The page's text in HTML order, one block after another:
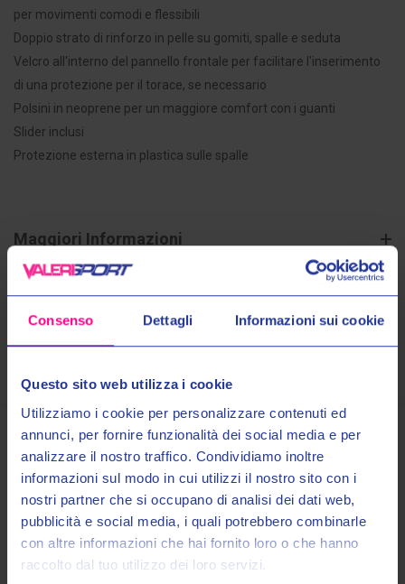
Consenso Dettagli Informazioni sui cookie
Questo sito web utilizza i cookie
Utilizziamo i cookie per personalizzare contenuti ed
annunci, per fornire funzionalità dei social media e per
analizzare il nostro traffico. Condividiamo inoltre
informazioni sul modo in cui utilizzi il nostro sito con i
nostri partner che si occupano di analisi dei dati web,
pubblicità e social media, i quali potrebbero combinarle
con altre informazioni che hai fornito loro o che hanno
raccolto dal tuo utilizzo dei loro servizi.
per movimenti comodi e flessibili
Doppio strato di rinforzo in pelle su gomiti, spalle e seduta
Velcro all'interno del pannello frontale per facilitare l'inserimento
di una protezione per il torace, se necessario
Polsini in neoprene per un maggiore comfort con i guanti
Slider inclusi
Protezione esterna in plastica sulle spalle
Maggiori Informazioni
Spedizioni
Prodotti Simili
OUTLET
Entra nel mondo Valeri Sport
Ricevi in anteprima novità, promozioni esclusive e uno